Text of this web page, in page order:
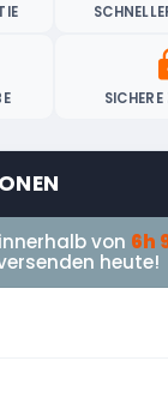
von 6h
heute!